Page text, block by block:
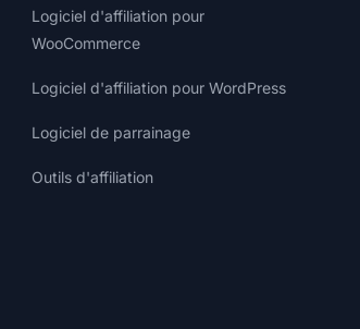
Logiciel d'affiliation pour
WooCommerce
Logiciel d'affiliation pour WordPress
Logiciel de parrainage
Outils d'affiliation